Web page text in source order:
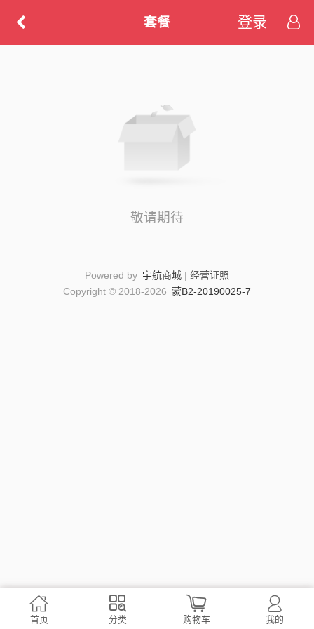
套餐 登录
敬请期待
Powered by 宇航商城 | 经营证照
Copyright © 2018-2026 蒙B2-20190025-7

首页

分类

购物车

我的